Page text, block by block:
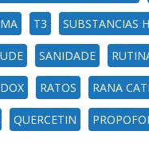
T3 SUBSTANCIAS
SANIDADE
RATOS RANA
QUERCETIN